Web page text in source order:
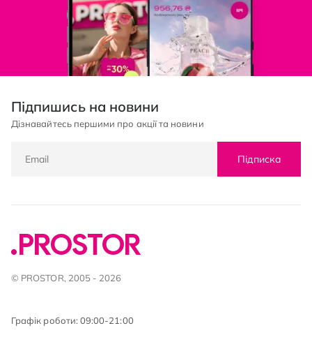
Підпишись на новини
Дізнавайтесь першими про акції та новини
Підписка
© PROSTOR, 2005 - 2026
Графік роботи: 09:00-21:00